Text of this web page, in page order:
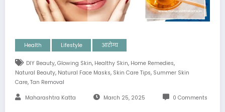
Health Lifestyle आरोग्य
DIY Beauty, Glowing Skin, Healthy Skin, Home Remedies,
Natural Beauty, Natural Face Masks, Skin Care Tips, Summer Skin
Care, Tan Removal
Maharashtra Katta March 25, 2025 0 Comments